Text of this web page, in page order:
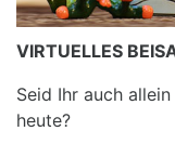
VIRTUELLES
Seid Ihr auch
heute?